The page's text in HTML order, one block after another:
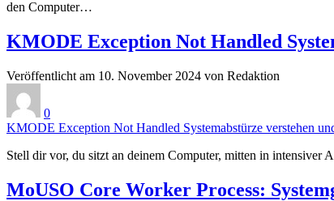
den Computer…
KMODE Exception Not Handled
Veröffentlicht am 10. November 2024 von Redaktion
0
KMODE Exception Not Handled Systemabstürze verstehen
Stell dir vor, du sitzt an deinem Computer, mitten in
MoUSO Core Worker Process: